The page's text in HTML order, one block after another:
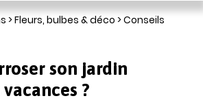
>Fleurs, bulbes & déco >Conseils
son jardin
?